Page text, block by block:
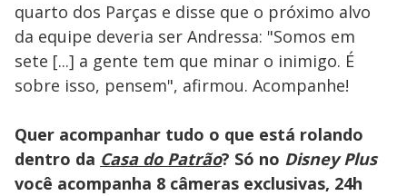
quarto dos Parças e disse que o próximo alvo
da equipe deveria ser Andressa: "Somos em
sete [...] a gente tem que minar o inimigo. É
sobre isso, pensem", afirmou. Acompanhe!
Quer acompanhar tudo o que está rolando
dentro da Casa do Patrão? Só no Disney Plus
você acompanha 8 câmeras exclusivas, 24h